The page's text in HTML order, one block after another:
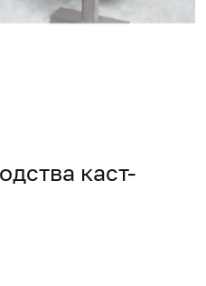
каст-